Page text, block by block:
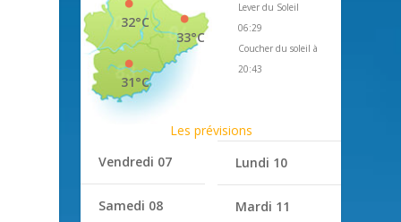
33°C
32°C
31°C
Lever du Soleil
06:29
Coucher du soleil à
20:43
Les prévisions
Vendredi 07
Samedi 08
Lundi 10
Mardi 11